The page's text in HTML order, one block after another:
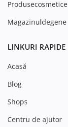
Produsecosmetice
Magazinuldegene
LINKURI RAPIDE
Acasă
Blog
Shops
Centru de ajutor